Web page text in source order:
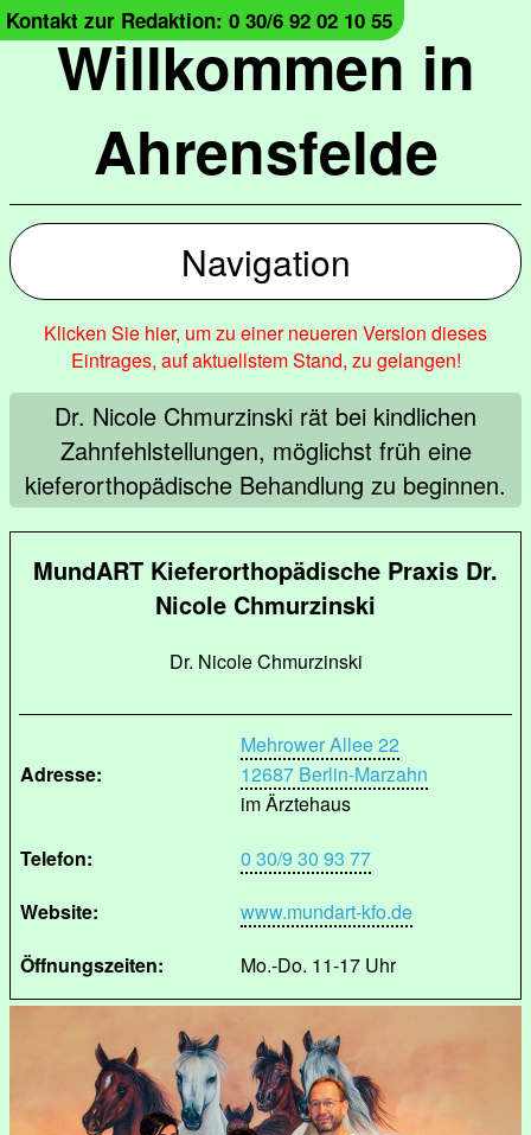
Willkommen in
Ahrensfelde
Kontakt zur Redaktion: 0 30/6 92 02 10 55
Navigation
Klicken Sie hier, um zu einer neueren Version dieses
Eintrages, auf aktuellstem Stand, zu gelangen!
Dr. Nicole Chmurzinski rät bei kindlichen
Zahnfehlstellungen, möglichst früh eine
kieferorthopädische Behandlung zu beginnen.
MundART Kieferorthopädische Praxis Dr.
Nicole Chmurzinski
Dr. Nicole Chmurzinski
Adresse:
Mehrower Allee 22
12687 Berlin-Marzahn
im Ärztehaus
Telefon:
0 30/9 30 93 77
Website:
www.mundart-kfo.de
Öffnungszeiten:
Mo.-Do. 11-17 Uhr